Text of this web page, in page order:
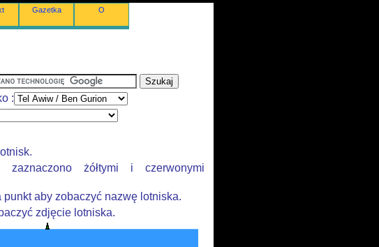
Gazetka O
:
zaznaczono żółtymi i czerwonymi
punkt aby zobaczyć nazwę lotniska.
zdjęcie lotniska.